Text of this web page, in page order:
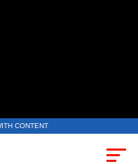
CONTENT